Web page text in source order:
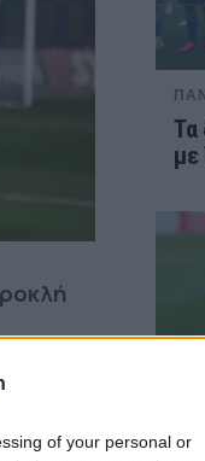
of your personal or
Τα
με